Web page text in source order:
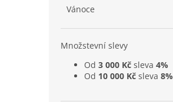
Vánoce
Množstevní slevy
Od 3 000 Kč sleva 4%
Od 10 000 Kč sleva 8%